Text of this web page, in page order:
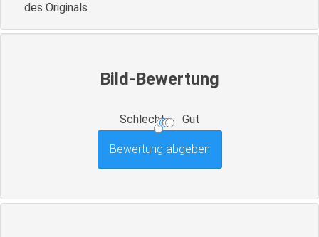
des Originals
Bild-Bewertung
Schlecht Gut